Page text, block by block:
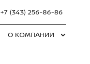
+7 (343) 256-86-86
О КОМПАНИИ